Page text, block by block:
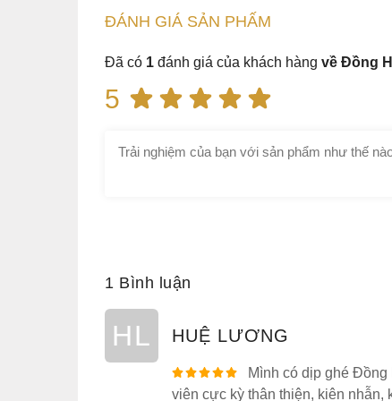
chống ăn mòn cao giúp đảm bảo mặt hiển thị
ĐÁNH GIÁ SẢN PHẤM
Đã có 1 đánh giá của khách hàng về Đồng
5
1 Bình luận
HL HUỆ LƯƠNG
Mình có dịp ghé Đồng
viên cực kỳ thân thiện, kiên nhẫn,